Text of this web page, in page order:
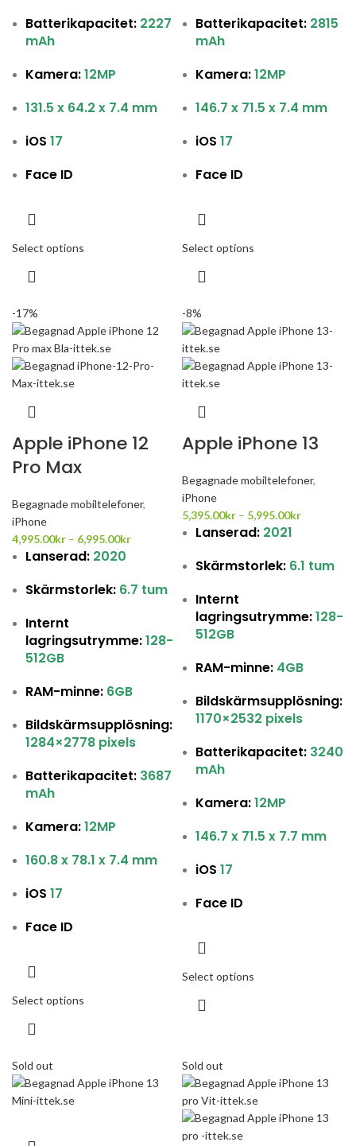
Batterikapacitet: 2227
mAh
Kamera:12MP
131.5 x 64.2 x 7.4 mm
iOS 17
Face ID
Select options
Batterikapacitet: 2815
mAh
Kamera:12MP
146.7 x 71.5 x 7.4 mm
iOS 17
Face ID
Select options
-17%
Apple iPhone 12
Pro Max
Begagnade mobiltelefoner,
iPhone
4,995.00kr – 6,995.00kr
Lanserad: 2020
Skärmstorlek: 6.7 tum
Internt
lagringsutrymme:128-
512GB
RAM-minne: 6GB
Bildskärmsupplösning:
1284×2778 pixels
Batterikapacitet: 3687
mAh
Kamera:12MP
160.8 x 78.1 x 7.4 mm
iOS 17
Face ID
Select options
-8%
Apple iPhone 13
Begagnade mobiltelefoner,
iPhone
5,395.00kr – 5,995.00kr
Lanserad: 2021
Skärmstorlek: 6.1 tum
Internt
lagringsutrymme:128-
512GB
RAM-minne: 4GB
Bildskärmsupplösning:
1170×2532 pixels
Batterikapacitet: 3240
mAh
Kamera:12MP
146.7 x 71.5 x 7.7 mm
iOS 17
Face ID
Select options
Sold out Sold out